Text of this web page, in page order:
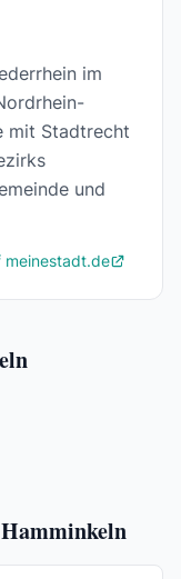
im
mit Stadtrecht
und
meinestadt.de